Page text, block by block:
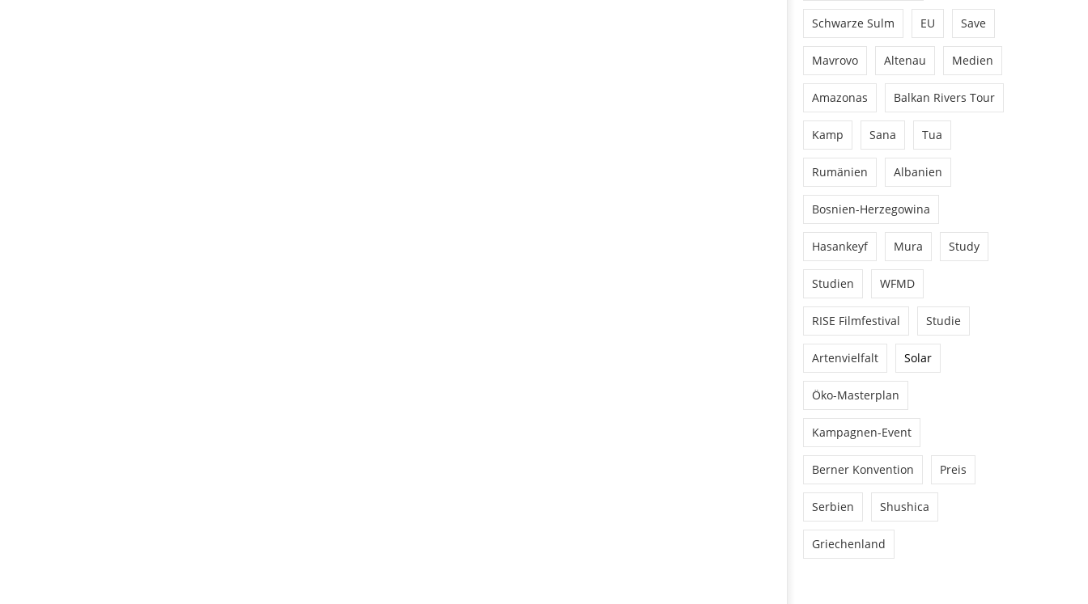
Schwarze Sulm EU Save
Mavrovo Altenau Medien
Amazonas Balkan Rivers Tour
Kamp Sana Tua
Rumänien Albanien
Bosnien-Herzegowina
Hasankeyf Mura Study
Studien WFMD
RISE Filmfestival Studie
Artenvielfalt Solar
Öko-Masterplan
Kampagnen-Event
Berner Konvention Preis
Serbien Shushica
Griechenland